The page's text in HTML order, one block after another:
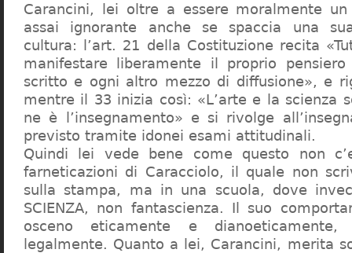
Carancini, lei oltre a essere moralmente
assai ignorante anche se spaccia una
cultura: l’art. 21 della Costituzione recita
manifestare liberamente il proprio
scritto e ogni altro mezzo di diffusione», e
mentre il 33 inizia così: «L’arte e la scienza
ne è l’insegnamento» e si rivolge
previsto tramite idonei esami attitudinali.
Quindi lei vede bene come questo non
farneticazioni di Caracciolo, il quale non
sulla stampa, ma in una scuola, dove
SCIENZA, non fantascienza. Il suo
osceno eticamente e dianoeticamente,
legalmente. Quanto a lei, Carancini, merita